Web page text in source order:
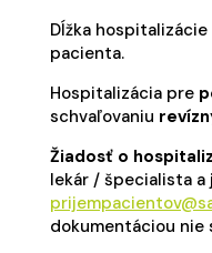
Dĺžka
pacienta.
Hospitalizácia pre
schvaľovaniu
Žiadosť o
lekár / špecialista
dokumentáciou nie